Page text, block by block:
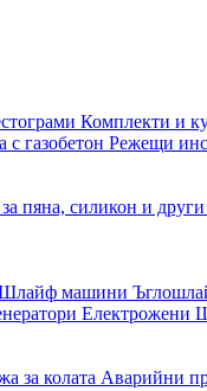
Комплекти и
с газобетон Режещи
пяна, силикон и
машини
Електрожени
за колата Аварийни